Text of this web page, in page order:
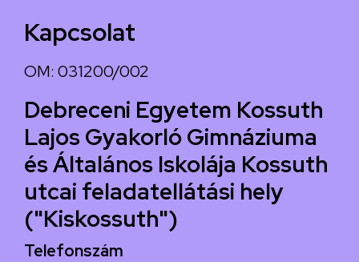
Kapcsolat
OM: 031200/002
Debreceni Egyetem Kossuth
Lajos Gyakorló Gimnáziuma
és Általános Iskolája Kossuth
utcai feladatellátási hely
("Kiskossuth")
Telefonszám